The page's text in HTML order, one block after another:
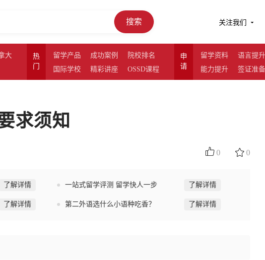
搜索 关注我们
大
热
门
留学产品 成功案例
院校排名
国际学校
精彩讲座 OSSD课程
申
请
留学资料
语言提升
能力提升
签证准备
求须知
0 0
了解详情 一站式留学评测 留学快人一步 了解详情
了解详情 第二外语选什么小语种吃香？ 了解详情